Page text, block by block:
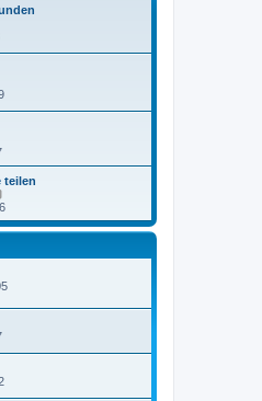
teilen
e
u
e
t
r
e
r
g